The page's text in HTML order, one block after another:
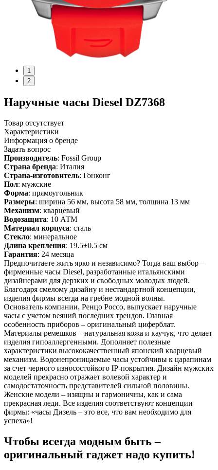
1
2
Наручные часы Diesel DZ7368
Товар отсутствует
Характеристики
Информация о бренде
Задать вопрос
Производитель: Fossil Group
Страна бренда: Италия
Страна-изготовитель: Гонконг
Пол: мужские
Форма: прямоугольник
Размеры: ширина 56 мм, высота 58 мм, толщина 13 мм
Механизм: кварцевый
Водозащита: 10 АТМ
Материал корпуса: сталь
Стекло: минеральное
Длина крепления: 19.5±0.5 см
Гарантия: 24 месяца
Предпочитаете жить ярко и независимо? Тогда ваш выбор –
фирменные часы Diesel, разработанные итальянскими
дизайнерами для дерзких и свободных молодых людей.
Благодаря смелому дизайну и нестандартной концепции,
изделия фирмы всегда на гребне модной волны.
Основатель компании, Ренцо Россо, выпускает наручные
часы с учетом веяний последних трендов. Главная
особенность приборов – оригинальный циферблат.
Материалы ремешков – натуральная кожа и каучук, что делает
изделия гипоаллергенными. Дополняет полезные
характеристики высококачественный японский кварцевый
механизм. Водонепроницаемые часы устойчивы к царапинам
за счет черного износостойкого IP-покрытия. Дизайн мужских
моделей прекрасно отражает волевой характер и
самодостаточность представителей сильной половины.
Женские модели – изящны и гармоничны, как и сама
прекрасная леди. Все изделия соответствуют концепции
фирмы: «часы Дизель – это все, что вам необходимо для
успеха»!
Чтобы всегда модным быть –
оригинальный гаджет надо купить!